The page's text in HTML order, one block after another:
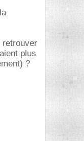
retrouver
plus
?